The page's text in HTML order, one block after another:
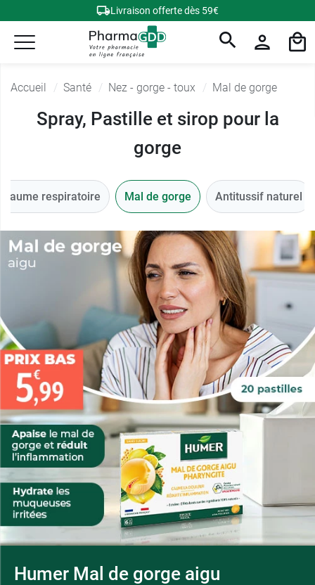
Livraison offerte dès 59€
Accueil Santé Nez - gorge - toux Mal de gorge
Spray, Pastille et sirop pour la
gorge
Baume respiratoire Mal de gorge Antitussif naturel
Humer Mal de gorge aigu